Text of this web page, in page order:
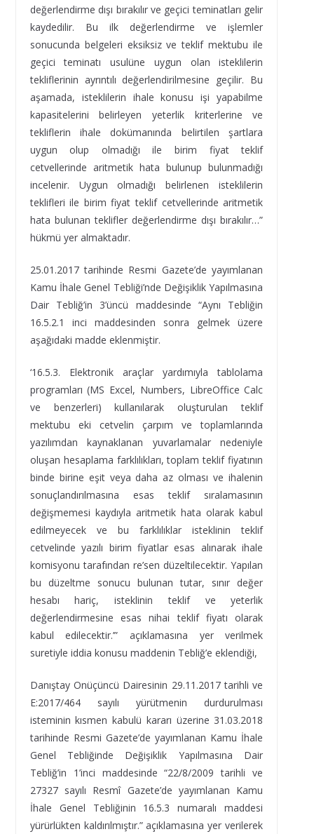
değerlendirme dışı bırakılır ve geçici teminatları gelir
kaydedilir. Bu ilk değerlendirme ve işlemler
sonucunda belgeleri eksiksiz ve teklif mektubu ile
geçici teminatı usulüne uygun olan isteklilerin
tekliflerinin ayrıntılı değerlendirilmesine geçilir. Bu
aşamada, isteklilerin ihale konusu işi yapabilme
kapasitelerini belirleyen yeterlik kriterlerine ve
tekliflerin ihale dokümanında belirtilen şartlara
uygun olup olmadığı ile birim fiyat teklif
cetvellerinde aritmetik hata bulunup bulunmadığı
incelenir. Uygun olmadığı belirlenen isteklilerin
teklifleri ile birim fiyat teklif cetvellerinde aritmetik
hata bulunan teklifler değerlendirme dışı bırakılır…”
hükmü yer almaktadır.
25.01.2017 tarihinde Resmi Gazete’de yayımlanan
Kamu İhale Genel Tebliği’nde Değişiklik Yapılmasına
Dair Tebliğ’in 3’üncü maddesinde “Aynı Tebliğin
16.5.2.1 inci maddesinden sonra gelmek üzere
aşağıdaki madde eklenmiştir.
‘16.5.3. Elektronik araçlar yardımıyla tablolama
programları (MS Excel, Numbers, LibreOffice Calc
ve benzerleri) kullanılarak oluşturulan teklif
mektubu eki cetvelin çarpım ve toplamlarında
yazılımdan kaynaklanan yuvarlamalar nedeniyle
oluşan hesaplama farklılıkları, toplam teklif fiyatının
binde birine eşit veya daha az olması ve ihalenin
sonuçlandırılmasına esas teklif sıralamasının
değişmemesi kaydıyla aritmetik hata olarak kabul
edilmeyecek ve bu farklılıklar isteklinin teklif
cetvelinde yazılı birim fiyatlar esas alınarak ihale
komisyonu tarafından re’sen düzeltilecektir. Yapılan
bu düzeltme sonucu bulunan tutar, sınır değer
hesabı hariç, isteklinin teklif ve yeterlik
değerlendirmesine esas nihai teklif fiyatı olarak
kabul edilecektir.’” açıklamasına yer verilmek
suretiyle iddia konusu maddenin Tebliğ’e eklendiği,
Danıştay Onüçüncü Dairesinin 29.11.2017 tarihli ve
E:2017/464 sayılı yürütmenin durdurulması
isteminin kısmen kabulü kararı üzerine 31.03.2018
tarihinde Resmi Gazete’de yayımlanan Kamu İhale
Genel Tebliğinde Değişiklik Yapılmasına Dair
Tebliğ’in 1’inci maddesinde “22/8/2009 tarihli ve
27327 sayılı Resmî Gazete’de yayımlanan Kamu
İhale Genel Tebliğinin 16.5.3 numaralı maddesi
yürürlükten kaldırılmıştır.” açıklamasına yer verilerek